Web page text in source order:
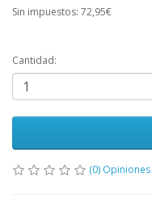
Sin impuestos: 72,95€
Cantidad:
(0) Opiniones